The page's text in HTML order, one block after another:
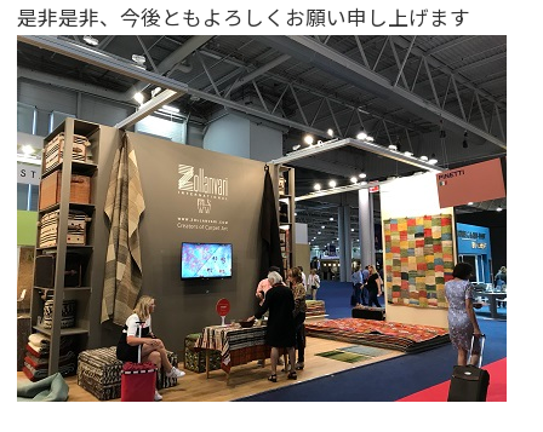
是非是非、今後ともよろしくお願い申し上げます